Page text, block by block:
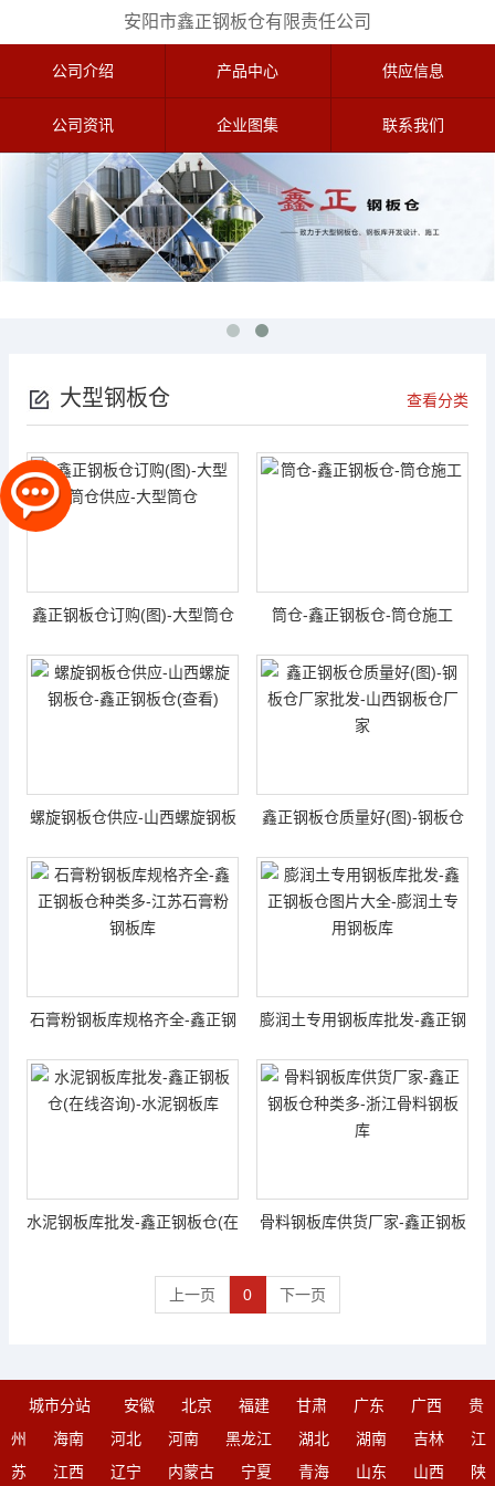
安阳市鑫正钢板仓有限责任公司
公司介绍 产品中心 供应信息
公司资讯 企业图集 联系我们
大型钢板仓 查看分类
鑫正钢板仓订购(图)-大型筒仓
供应-大型筒仓
筒仓-鑫正钢板仓-筒仓施工
螺旋钢板仓供应-山西螺旋钢板
仓-鑫正钢板仓...
鑫正钢板仓质量好(图)-钢板仓
厂家批发-山西...
石膏粉钢板库规格齐全-鑫正钢
板仓种类多-江...
膨润土专用钢板库批发-鑫正钢
板仓图片大全-...
水泥钢板库批发-鑫正钢板仓(在 骨料钢板库供货厂家-鑫正钢板
上一页
0 下一页
城市分站 安徽 北京 福建 甘肃 广东 广西
贵
州
海南 河北 河南 黑龙江 湖北 湖南 吉林
江
苏
江西 辽宁 内蒙古 宁夏 青海 山东 山西 陕